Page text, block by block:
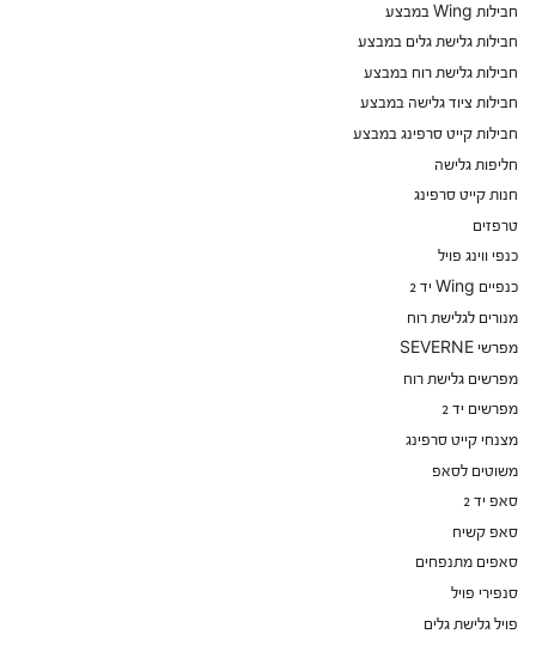
חבילות Wing במבצע
חבילות גלישת גלים במבצע
חבילות גלישת רוח במבצע
חבילות ציוד גלישה במבצע
חבילות קייט סרפינג במבצע
חליפות גלישה
חנות קייט סרפינג
טרפזים
כנפי ווינג פויל
כנפיים Wing יד 2
מנורים לגלישת רוח
מפרשי SEVERNE
מפרשים גלישת רוח
מפרשים יד 2
מצנחי קייט סרפינג
משוטים לסאפ
סאפ יד 2
סאפ קשיח
סאפים מתנפחים
סנפירי פויל
פויל גלישת גלים